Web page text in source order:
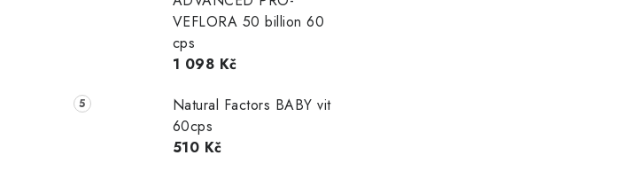
VEFLORA 50 billion 60
cps
1 098 Kč
Natural Factors BABY vit
60cps
510 Kč